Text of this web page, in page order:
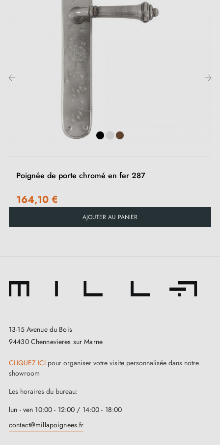
Adaptateurs de montage
Deux tiges carrées : 7x7 mm pour la France, 8x8 mm
pour la Belgique, la Suisse et l'UE
Vis M4 pour une fixation robuste
Vis et clé Allen de 3 mm pour l'assemblage
Jeu de vis à bois (sur demande spéciale)
Instruction de montage en Français
Poignée de porte chromé en fer 287
164,10 €
AJOUTER AU PANIER
13-15 Avenue du Bois
94430 Chennevieres sur Marne
CLIQUEZ ICI pour organiser votre visite personnalisée dans notre
showroom
Les horaires du bureau:
lun - ven 10:00 - 12:00 / 14:00 - 18:00
contact@millapoignees.fr